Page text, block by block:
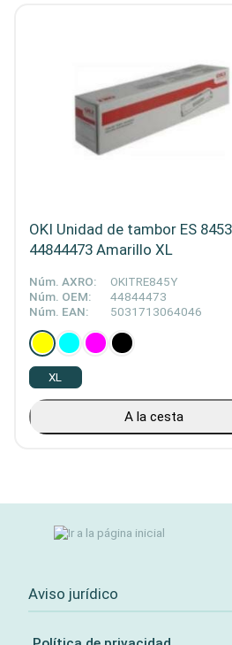
OKI Unidad de tambor ES
44844473 Amarillo XL
Núm. AXRO:
OKITRE845Y
Núm. OEM:
44844473
Núm. EAN:
5031713064046
XL
A la cesta
Aviso jurídico